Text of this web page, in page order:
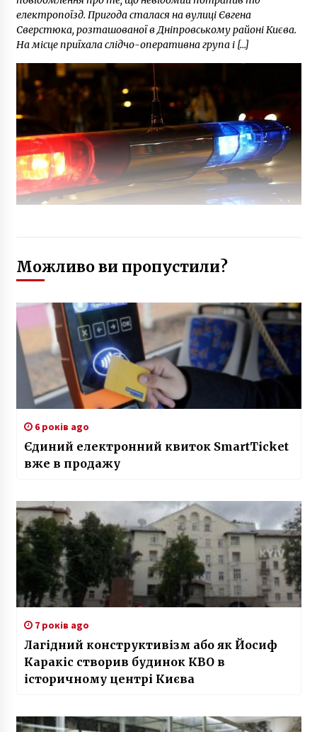
електропоїзд. Пригода сталася на вулиці Євгена
Сверстюка, розташованої в Дніпровському районі Києва.
На місце приїхала слідчо-оперативна група і […]
Можливо ви пропустили?
6 років ago
Єдиний електронний квиток SmartTicket
вже в продажу
7 років ago
Лагідний конструктивізм або як Йосиф
Каракіс створив будинок КВО в
історичному центрі Києва